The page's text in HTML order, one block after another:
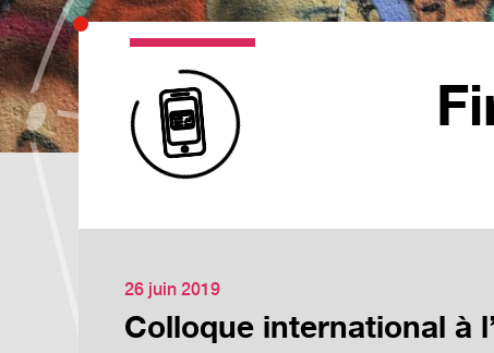
26 juin 2019
Colloque international à